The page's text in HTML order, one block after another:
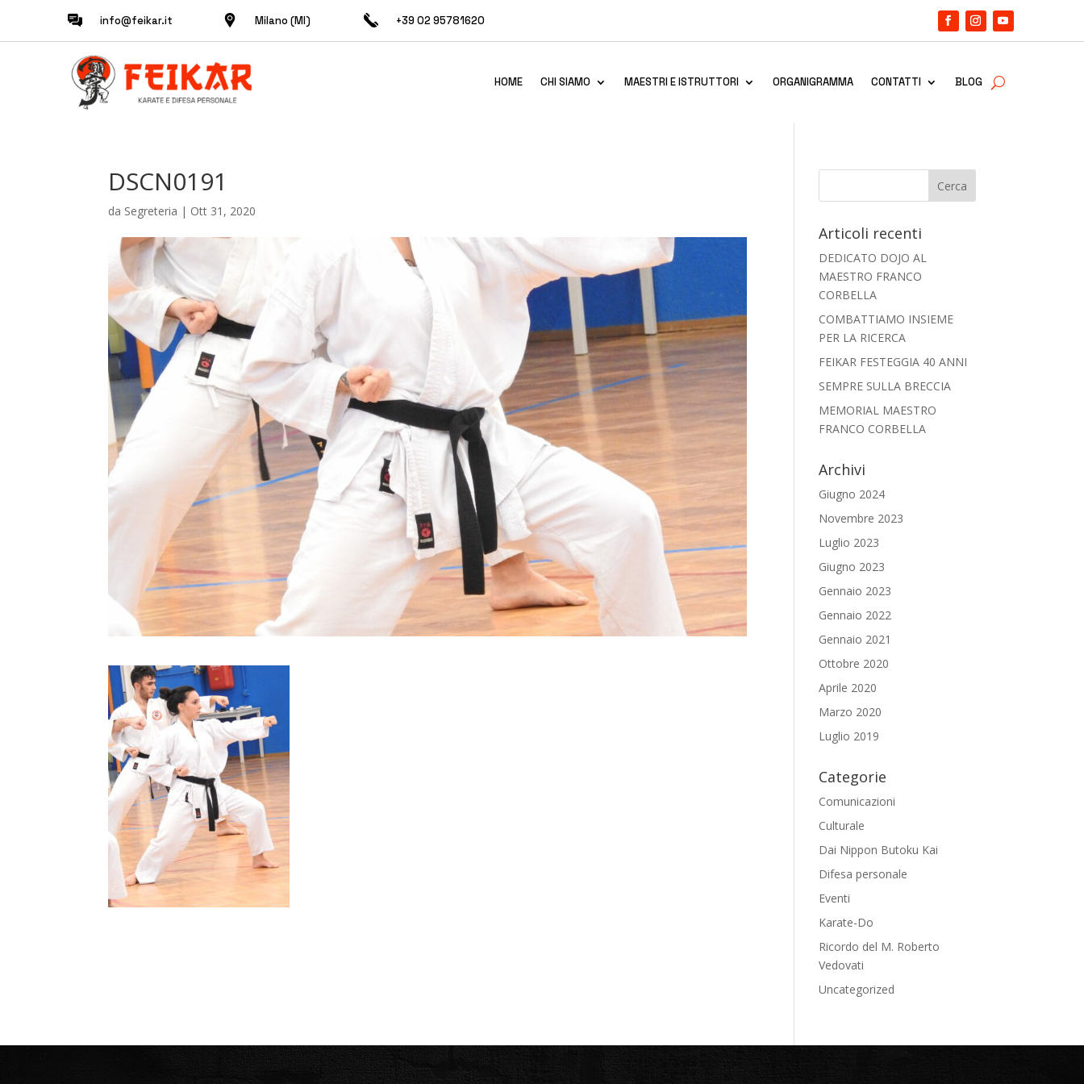
info@feikar.it Milano (MI) +39 02 95781620
HOME CHI SIAMO MAESTRI E ISTRUTTORI ORGANIGRAMMA CONTATTI BLOG
DSCN0191
da Segreteria | Ott 31, 2020
Articoli recenti
DEDICATO DOJO AL
MAESTRO FRANCO
CORBELLA
COMBATTIAMO INSIEME
PER LA RICERCA
FEIKAR FESTEGGIA 40 ANNI
SEMPRE SULLA BRECCIA
MEMORIAL MAESTRO
FRANCO CORBELLA
Archivi
Giugno 2024
Novembre 2023
Luglio 2023
Giugno 2023
Gennaio 2023
Gennaio 2022
Gennaio 2021
Ottobre 2020
Aprile 2020
Marzo 2020
Luglio 2019
Categorie
Comunicazioni
Culturale
Dai Nippon Butoku Kai
Difesa personale
Eventi
Karate-Do
Ricordo del M. Roberto
Vedovati
Uncategorized